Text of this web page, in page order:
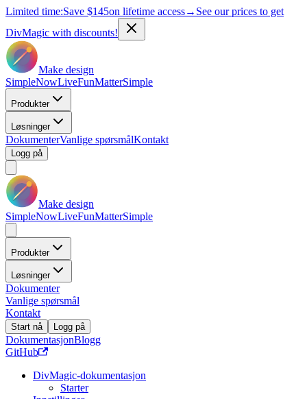
Limited time:Save $145on lifetime access→ See our prices to get
DivMagic with discounts!
Make design
SimpleNowLiveFunMatterSimple
Produkter
Løsninger
DokumenterVanlige spørsmålKontakt
Logg på
Make design
SimpleNowLiveFunMatterSimple
Produkter
Løsninger
Dokumenter
Vanlige spørsmål
Kontakt
Start nå Logg på
DokumentasjonBlogg
GitHub
DivMagic-dokumentasjon
Starter